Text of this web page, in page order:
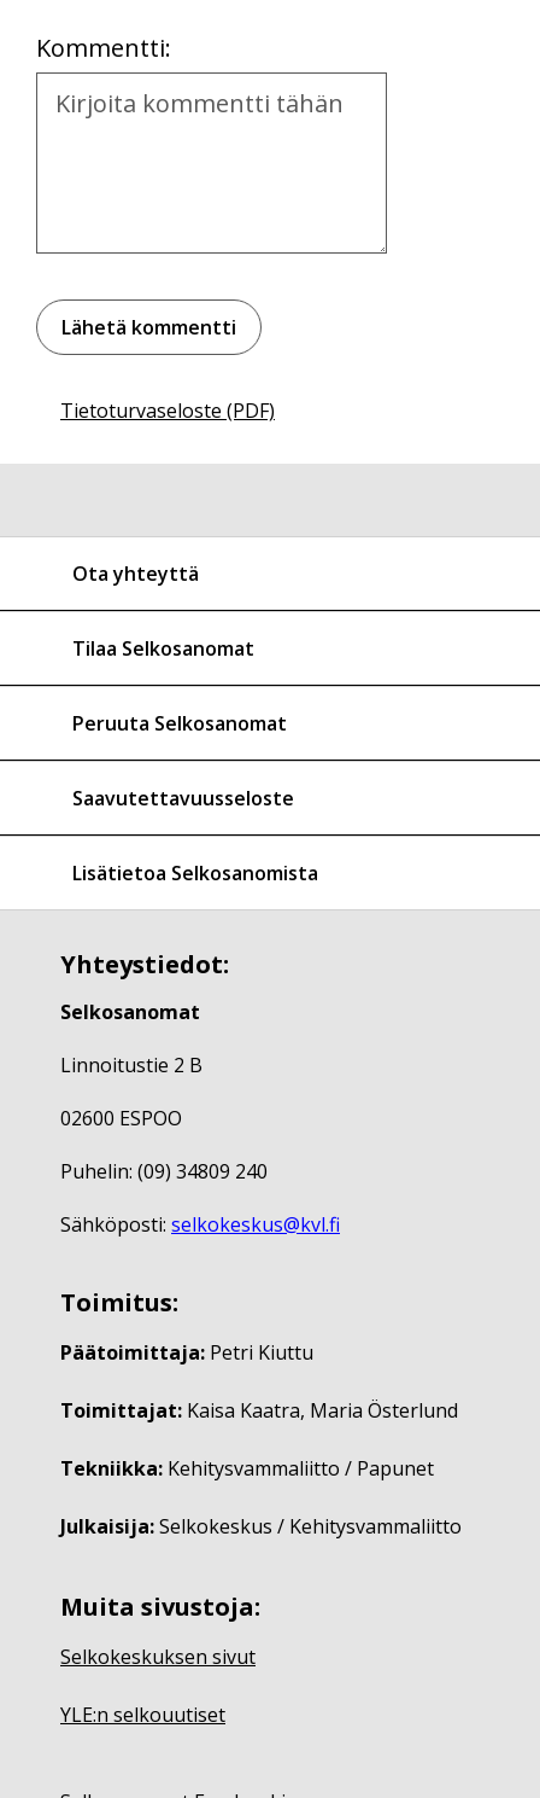
Kommentti:
Kommentti
Tietoturvaseloste (PDF)
Ota yhteyttä
Tilaa Selkosanomat
Peruuta Selkosanomat
Saavutettavuusseloste
Lisätietoa Selkosanomista
Yhteystiedot:
Selkosanomat
Linnoitustie 2 B
02600 ESPOO
Puhelin: (09) 34809 240
Sähköposti: selkokeskus@kvl.fi
Toimitus:
Päätoimittaja: Petri Kiuttu
Toimittajat: Kaisa Kaatra, Maria Österlund
Tekniikka: Kehitysvammaliitto / Papunet
Julkaisija:Selkokeskus / Kehitysvammaliitto
Muita sivustoja:
Selkokeskuksen sivut
YLE:n selkouutiset